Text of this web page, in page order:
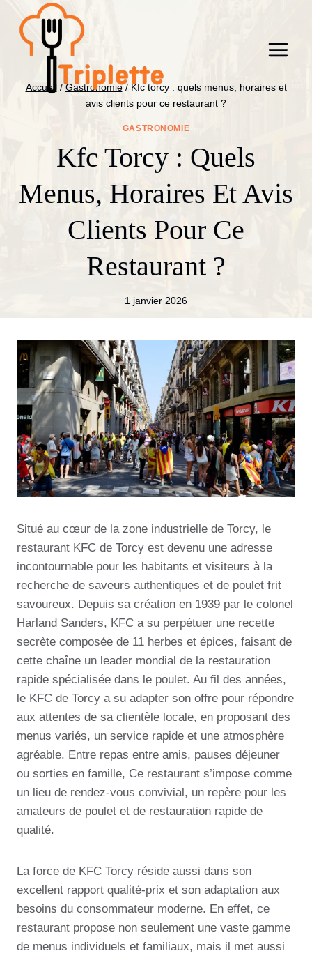
contenu
Accueil / Gastronomie / Kfc torcy : quels menus, horaires et
avis clients pour ce restaurant ?
GASTRONOMIE
Kfc Torcy : Quels
Menus, Horaires Et Avis
Clients Pour Ce
Restaurant ?
1 janvier 2026
Situé au cœur de la zone industrielle de Torcy, le
restaurant KFC de Torcy est devenu une adresse
incontournable pour les habitants et visiteurs à la
recherche de saveurs authentiques et de poulet frit
savoureux. Depuis sa création en 1939 par le colonel
Harland Sanders, KFC a su perpétuer une recette
secrète composée de 11 herbes et épices, faisant de
cette chaîne un leader mondial de la restauration
rapide spécialisée dans le poulet. Au fil des années,
le KFC de Torcy a su adapter son offre pour répondre
aux attentes de sa clientèle locale, en proposant des
menus variés, un service rapide et une atmosphère
agréable. Entre repas entre amis, pauses déjeuner
ou sorties en famille, Ce restaurant s’impose comme
un lieu de rendez-vous convivial, un repère pour les
amateurs de poulet et de restauration rapide de
qualité.
La force de KFC Torcy réside aussi dans son
excellent rapport qualité-prix et son adaptation aux
besoins du consommateur moderne. En effet, ce
restaurant propose non seulement une vaste gamme
de menus individuels et familiaux, mais il met aussi